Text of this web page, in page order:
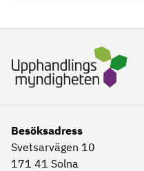
Besöksadress
Svetsarvägen 10
171 41 Solna